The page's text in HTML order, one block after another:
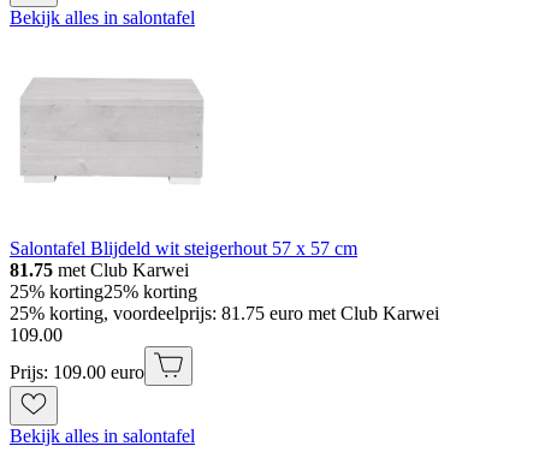
Bekijk alles in salontafel
Salontafel Blijdeld wit steigerhout 57 x 57 cm
81.75 met Club Karwei
25% korting25% korting
25% korting, voordeelprijs: 81.75 euro met Club Karwei
109.00
Prijs: 109.00 euro
Bekijk alles in salontafel